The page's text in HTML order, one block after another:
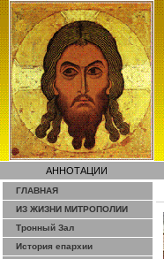
АННОТАЦИИ
ГЛАВНАЯ
ИЗ ЖИЗНИ МИТРОПОЛИИ
Тронный Зал
История епархии